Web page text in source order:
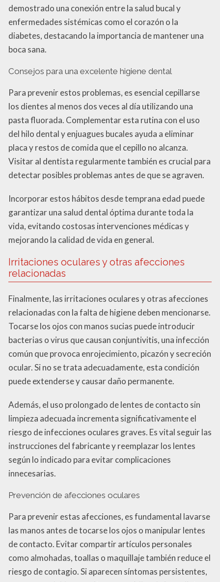
demostrado una conexión entre la salud bucal y
enfermedades sistémicas como el corazón o la
diabetes, destacando la importancia de mantener una
boca sana.
Consejos para una excelente higiene dental
Para prevenir estos problemas, es esencial cepillarse
los dientes al menos dos veces al día utilizando una
pasta fluorada. Complementar esta rutina con el uso
del hilo dental y enjuagues bucales ayuda a eliminar
placa y restos de comida que el cepillo no alcanza.
Visitar al dentista regularmente también es crucial para
detectar posibles problemas antes de que se agraven.
Incorporar estos hábitos desde temprana edad puede
garantizar una salud dental óptima durante toda la
vida, evitando costosas intervenciones médicas y
mejorando la calidad de vida en general.
Irritaciones oculares y otras afecciones
relacionadas
Finalmente, las irritaciones oculares y otras afecciones
relacionadas con la falta de higiene deben mencionarse.
Tocarse los ojos con manos sucias puede introducir
bacterias o virus que causan conjuntivitis, una infección
común que provoca enrojecimiento, picazón y secreción
ocular. Si no se trata adecuadamente, esta condición
puede extenderse y causar daño permanente.
Además, el uso prolongado de lentes de contacto sin
limpieza adecuada incrementa significativamente el
riesgo de infecciones oculares graves. Es vital seguir las
instrucciones del fabricante y reemplazar los lentes
según lo indicado para evitar complicaciones
innecesarias.
Prevención de afecciones oculares
Para prevenir estas afecciones, es fundamental lavarse
las manos antes de tocarse los ojos o manipular lentes
de contacto. Evitar compartir artículos personales
como almohadas, toallas o maquillaje también reduce el
riesgo de contagio. Si aparecen síntomas persistentes,